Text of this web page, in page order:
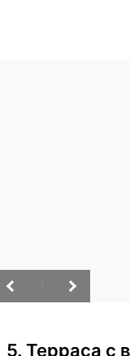
5. Терраса с